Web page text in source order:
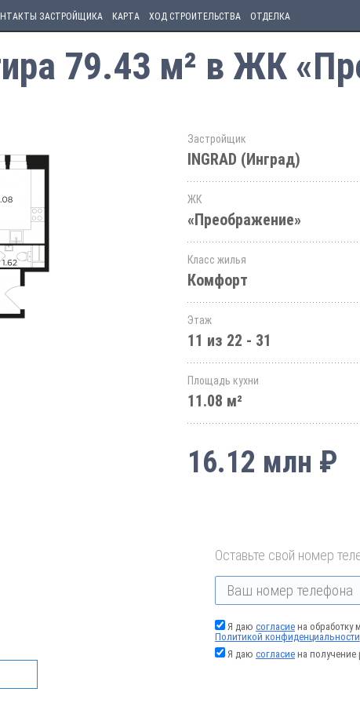
ЗАСТРОЙЩИКА КАРТА ХОД СТРОИТЕЛЬСТВА ОТДЕЛКА
79.43 м² в ЖК
Застройщик
INGRAD (Инград)
ЖК
«Преображение»
Класс жилья
Комфорт
Этаж
11 из 22 - 31
Площадь кухни
11.08 м²
16.12 млн ₽
Оставьте свой номер
Я даю согласие на обработку
Политикой конфиденциальности
Я даю согласие на